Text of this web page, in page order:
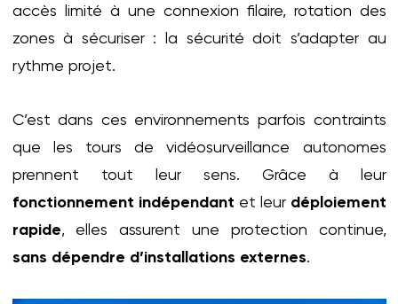
accès limité à une connexion filaire, rotation des
zones à sécuriser : la sécurité doit s’adapter au
rythme projet.
C’est dans ces environnements parfois contraints
que les tours de vidéosurveillance autonomes
prennent tout leur sens. Grâce à leur
fonctionnement indépendant et leur déploiement
rapide, elles assurent une protection continue,
sans dépendre d’installations externes.